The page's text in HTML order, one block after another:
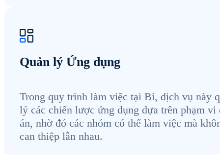
Quản lý Ứng dụng
Trong quy trình làm việc tại Bỉ, dịch vụ này
lý các chiến lược ứng dụng dựa trên phạm vi
án, nhờ đó các nhóm có thể làm việc mà
can thiệp lẫn nhau.